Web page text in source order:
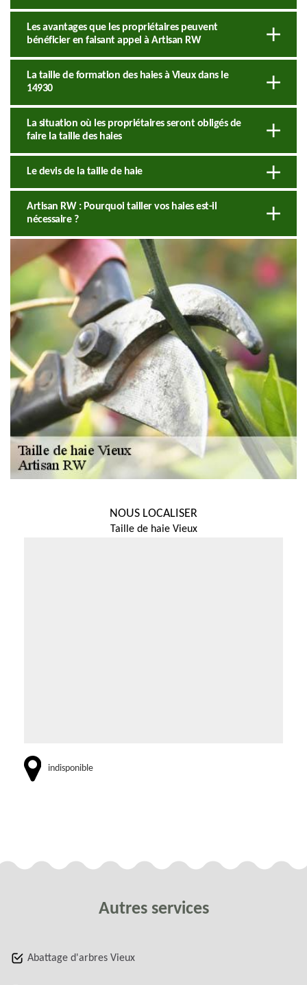
Les avantages que les propriétaires peuvent
bénéficier en faisant appel à Artisan RW
La taille de formation des haies à Vieux dans le
14930
La situation où les propriétaires seront obligés de
faire la taille des haies
Le devis de la taille de haie
Artisan RW : Pourquoi tailler vos haies est-il
nécessaire ?
NOUS LOCALISER
Taille de haie Vieux
indisponible
Autres services
Abattage d'arbres Vieux